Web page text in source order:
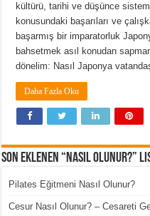
kültürü, tarihi ve düşünce
konusundaki başarıları ve
başarmış bir imparatorluk
bahsetmek asıl konudan
dönelim: Nasıl Japonya
Daha Fazla Oku
Son Eklenen “Nasıl Olunur?”
Pilates Eğitmeni Nasıl Olunur?
Cesur Nasıl Olunur? – Cesareti